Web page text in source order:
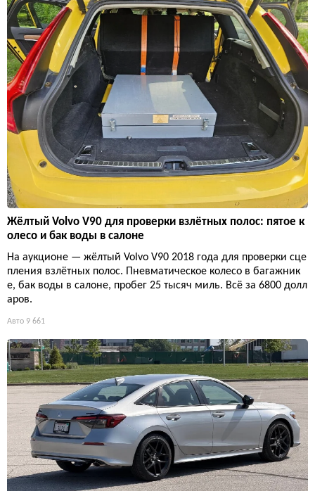
Жёлтый Volvo V90 для проверки взлётных полос: пятое к
олесо и бак воды в салоне
На аукционе — жёлтый Volvo V90 2018 года для проверки сце
пления взлётных полос. Пневматическое колесо в багажник
е, бак воды в салоне, пробег 25 тысяч миль. Всё за 6800 долл
аров.
Авто 9 661